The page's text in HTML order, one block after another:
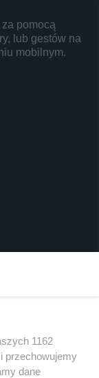
pomocą
lub gestów na
mobilnym.
1162
przechowujemy
dane